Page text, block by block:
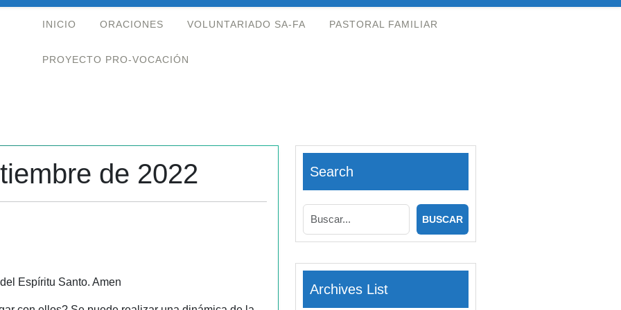
INICIO ORACIONES VOLUNTARIADO SA-FA PASTORAL FAMILIAR
PROYECTO PRO-VOCACIÓN
de 2022
Espíritu Santo. Amen
Search
Archives List